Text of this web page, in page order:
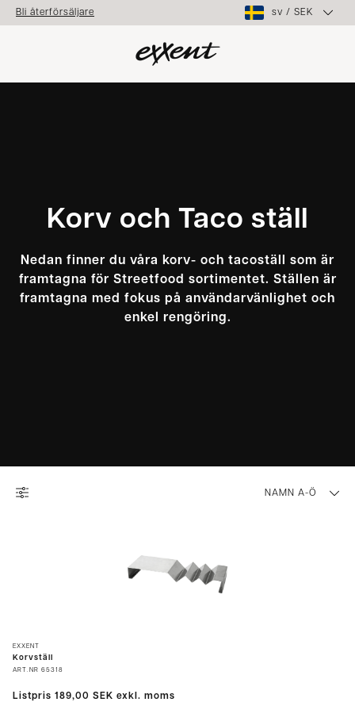
Bli återförsäljare sv / SEK
Korv och Taco ställ
Nedan finner du våra korv- och tacoställ som är
framtagna för Streetfood sortimentet. Ställen är
framtagna med fokus på användarvänlighet och
enkel rengöring.
NAMN A-Ö
EXXENT
Korvställ
ART.NR 65318
Listpris 189,00 SEK exkl. moms